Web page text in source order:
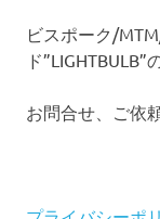
ビスポーク/
ド”LIGHTBULB”
お問合せ、ご依